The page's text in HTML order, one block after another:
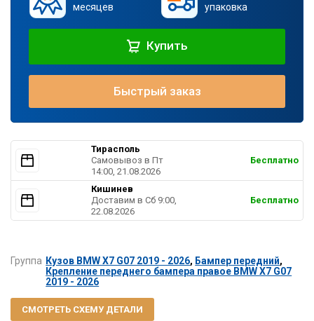
месяцев
упаковка
Купить
Быстрый заказ
Тирасполь
Самовывоз в Пт
14:00, 21.08.2026
Бесплатно
Кишинев
Доставим в Cб 9:00,
22.08.2026
Бесплатно
Группа Кузов BMW X7 G07 2019 - 2026, Бампер передний,
Крепление переднего бампера правое BMW X7 G07
2019 - 2026
СМОТРЕТЬ СХЕМУ ДЕТАЛИ